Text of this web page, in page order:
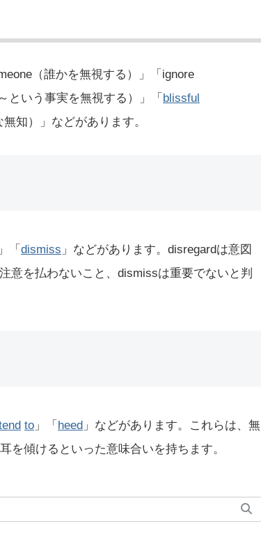
（誰かを無視する）」「ignore
～という事実を無視する）」「 blissful
知）」などがあります。
」「 dismiss 」などがあります。disregardは意図
意を払わないこと、dismissは重要でないと判
to 」「 heed 」などがあります。これらは、無
を傾けるといった意味合いを持ちます。